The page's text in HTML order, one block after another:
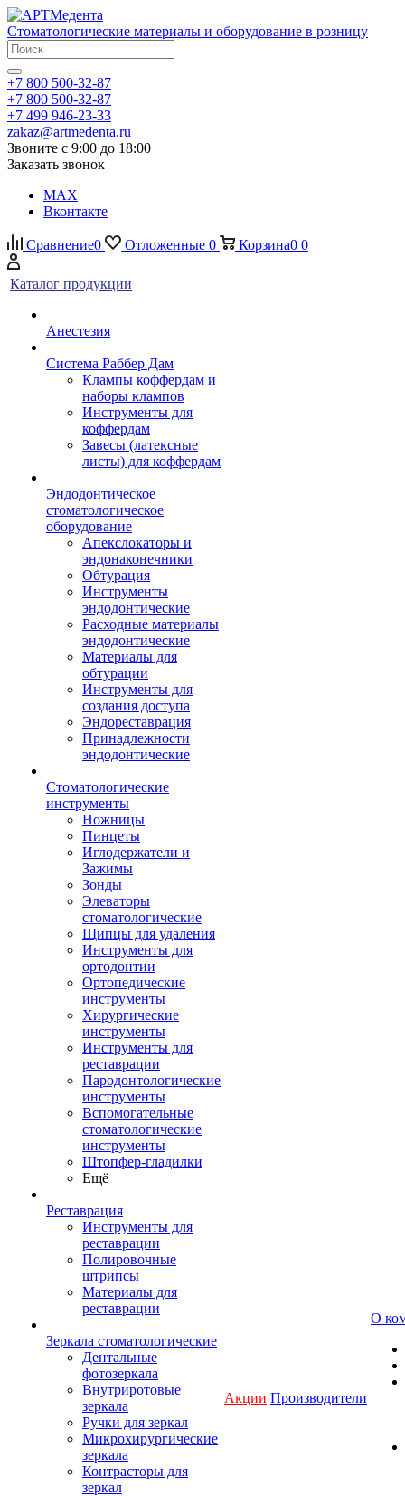
Стоматологические материалы и оборудование в розницу
+7 800 500-32-87
+7 800 500-32-87
+7 499 946-23-33
zakaz@artmedenta.ru
Звоните с 9:00 до 18:00
Заказать звонок
MAX
Вконтакте
Сравнение0 Отложенные 0 Корзина0 0
Каталог продукции
Анестезия
Система Раббер Дам
Клампы коффердам и
наборы клампов
Инструменты для
коффердам
Завесы (латексные
листы) для коффердам
Эндодонтическое
стоматологическое
оборудование
Апекслокаторы и
эндонаконечники
Обтурация
Инструменты
эндодонтические
Расходные материалы
эндодонтические
Материалы для
обтурации
Инструменты для
создания доступа
Эндореставрация
Принадлежности
эндодонтические
Стоматологические
инструменты
Ножницы
Пинцеты
Иглодержатели и
Зажимы
Зонды
Элеваторы
стоматологические
Щипцы для удаления
Инструменты для
ортодонтии
Ортопедические
инструменты
Хирургические
инструменты
Инструменты для
реставрации
Пародонтологические
инструменты
Вспомогательные
стоматологические
инструменты
Штопфер-гладилки
Ещё
Реставрация
Инструменты для
реставрации
Полировочные
штрипсы
Материалы для
реставрации
Зеркала стоматологические
Дентальные
фотозеркала
Внутриротовые
зеркала
Ручки для зеркал
Микрохирургические
зеркала
Контрасторы для
зеркал
Акции Производители
О